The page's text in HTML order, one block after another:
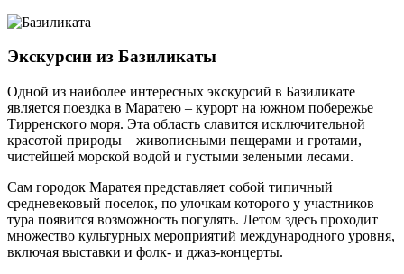
Экскурсии из Базиликаты
Одной из наиболее интересных экскурсий в Базиликате
является поездка в Маратею – курорт на южном побережье
Тирренского моря. Эта область славится исключительной
красотой природы – живописными пещерами и гротами,
чистейшей морской водой и густыми зелеными лесами.
Сам городок Маратея представляет собой типичный
средневековый поселок, по улочкам которого у участников
тура появится возможность погулять. Летом здесь проходит
множество культурных мероприятий международного уровня,
включая выставки и фолк- и джаз-концерты.